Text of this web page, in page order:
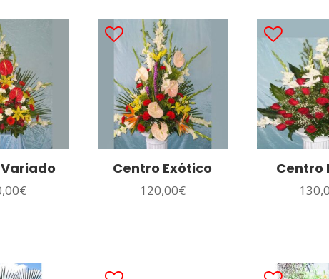
€
Centro Exótico
120,00€
Centro